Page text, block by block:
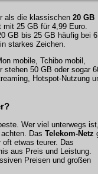
als die klassischen 20 GB
mit 25 GB für 4,99 Euro.
GB bis 25 GB häufig bei
starkes Zeichen.
mobile, Tchibo mobil,
stehen 50 GB oder sogar
Hotspot-Nutzung
Wer viel unterwegs
Das Telekom-Netz
etwas teurer. Das
aus Preis und Leistung.
Preisen und großen